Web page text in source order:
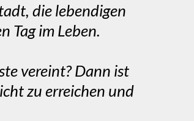
die lebendigen
Tag im Leben.
vereint? Dann ist
zu erreichen und